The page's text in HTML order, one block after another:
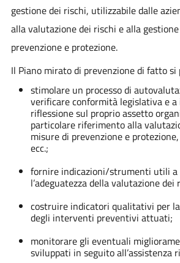
gestione dei rischi, utilizzabile dalle
alla valutazione dei rischi e alla
prevenzione e protezione.
Il Piano mirato di prevenzione di fatto si
stimolare un processo di
verificare conformità legislativa e
riflessione sul proprio assetto
particolare riferimento alla
misure di prevenzione e
ecc.;
fornire indicazioni/strumenti utili a
l’adeguatezza della valutazione dei
costruire indicatori qualitativi per
degli interventi preventivi attuati;
monitorare gli eventuali
sviluppati in seguito all’assistenza